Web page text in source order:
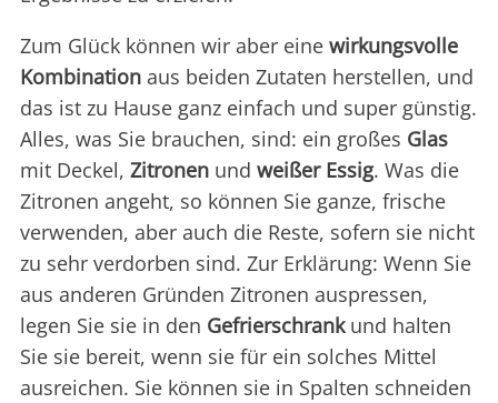
Zum Glück können wir aber eine wirkungsvolle
Kombination aus beiden Zutaten herstellen, und
das ist zu Hause ganz einfach und super günstig.
Alles, was Sie brauchen, sind: ein großes Glas
mit Deckel, Zitronen und weißer Essig. Was die
Zitronen angeht, so können Sie ganze, frische
verwenden, aber auch die Reste, sofern sie nicht
zu sehr verdorben sind. Zur Erklärung: Wenn Sie
aus anderen Gründen Zitronen auspressen,
legen Sie sie in den Gefrierschrankund halten
Sie sie bereit, wenn sie für ein solches Mittel
ausreichen. Sie können sie in Spalten schneiden